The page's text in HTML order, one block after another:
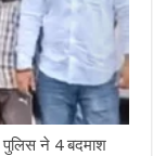
पुलिस ने 4 बदमाश